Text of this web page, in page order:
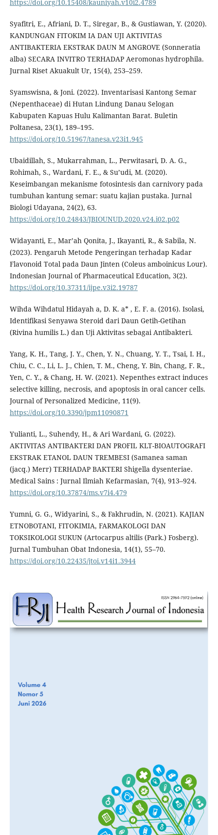
https://doi.org/10.15408/kauniyah.v10i2.4789
Syafitri, E., Afriani, D. T., Siregar, B., & Gustiawan, Y. (2020).
KANDUNGAN FITOKIM IA DAN UJI AKTIVITAS
ANTIBAKTERIA EKSTRAK DAUN M ANGROVE (Sonneratia
alba) SECARA INVITRO TERHADAP Aeromonas hydrophila.
Jurnal Riset Akuakult Ur, 15(4), 253–259.
Syamswisna, & Joni. (2022). Inventarisasi Kantong Semar
(Nepenthaceae) di Hutan Lindung Danau Selogan
Kabupaten Kapuas Hulu Kalimantan Barat. Buletin
Poltanesa, 23(1), 189–195.
https://doi.org/10.51967/tanesa.v23i1.945
Ubaidillah, S., Mukarrahman, L., Perwitasari, D. A. G.,
Rohimah, S., Wardani, F. E., & Su’udi, M. (2020).
Keseimbangan mekanisme fotosintesis dan carnivory pada
tumbuhan kantung semar: suatu kajian pustaka. Jurnal
Biologi Udayana, 24(2), 63.
https://doi.org/10.24843/JBIOUNUD.2020.v24.i02.p02
Widayanti, E., Mar’ah Qonita, J., Ikayanti, R., & Sabila, N.
(2023). Pengaruh Metode Pengeringan terhadap Kadar
Flavonoid Total pada Daun Jinten (Coleus amboinicus Lour).
Indonesian Journal of Pharmaceutical Education, 3(2).
https://doi.org/10.37311/ijpe.v3i2.19787
Wihda Wihdatul Hidayah a, D. K. a* , E. F. a. (2016). Isolasi,
Identifikasi Senyawa Steroid dari Daun Getih-Getihan
(Rivina humilis L.) dan Uji Aktivitas sebagai Antibakteri.
Yang, K. H., Tang, J. Y., Chen, Y. N., Chuang, Y. T., Tsai, I. H.,
Chiu, C. C., Li, L. J., Chien, T. M., Cheng, Y. Bin, Chang, F. R.,
Yen, C. Y., & Chang, H. W. (2021). Nepenthes extract induces
selective killing, necrosis, and apoptosis in oral cancer cells.
Journal of Personalized Medicine, 11(9).
https://doi.org/10.3390/jpm11090871
Yulianti, L., Suhendy, H., & Ari Wardani, G. (2022).
AKTIVITAS ANTIBAKTERI DAN PROFIL KLT-BIOAUTOGRAFI
EKSTRAK ETANOL DAUN TREMBESI (Samanea saman
(jacq.) Merr) TERHADAP BAKTERI Shigella dysenteriae.
Medical Sains : Jurnal Ilmiah Kefarmasian, 7(4), 913–924.
https://doi.org/10.37874/ms.v7i4.479
Yumni, G. G., Widyarini, S., & Fakhrudin, N. (2021). KAJIAN
ETNOBOTANI, FITOKIMIA, FARMAKOLOGI DAN
TOKSIKOLOGI SUKUN (Artocarpus altilis (Park.) Fosberg).
Jurnal Tumbuhan Obat Indonesia, 14(1), 55–70.
https://doi.org/10.22435/jtoi.v14i1.3944